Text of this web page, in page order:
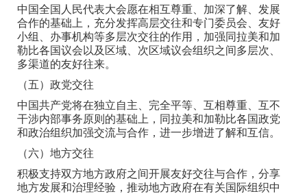
中国全国人民代表大会愿在相互尊重、加深了解、发展
合作的基础上，充分发挥高层交往和专门委员会、友好
小组、办事机构等多层次交往的作用，加强同拉美和加
勒比各国议会以及区域、次区域议会组织之间多层次、
多渠道的友好往来。
（五）政党交往
中国共产党将在独立自主、完全平等、互相尊重、互不
干涉内部事务原则的基础上，同拉美和加勒比各国政党
和政治组织加强交流与合作，进一步增进了解和互信。
（六）地方交往
积极支持双方地方政府之间开展友好交往与合作，分享
地方发展和治理经验，推动地方政府在有关国际组织中